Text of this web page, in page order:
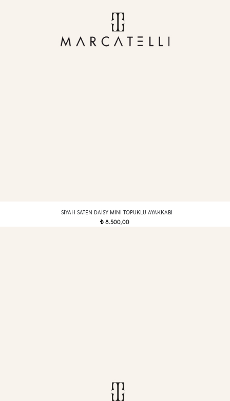
SIYAH SATEN DAISY MINI TOPUKLU AYAKKABI
t8.500,00